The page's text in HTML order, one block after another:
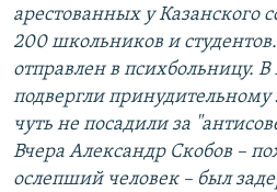
арестованных у Казанского
200 школьников и
отправлен в психбольницу. В
подвергли
чуть не посадили за
Вчера Александр Скобов –
ослепший человек – был